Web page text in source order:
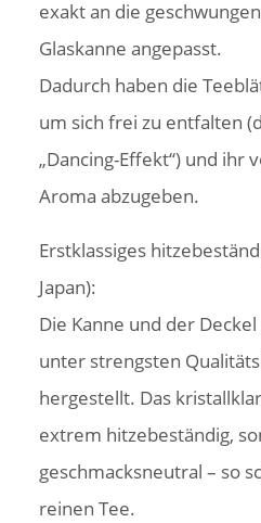
exakt an die
Glaskanne angepasst.
Dadurch haben die
um sich frei zu entfalten
„Dancing-Effekt“) und ihr
Aroma abzugeben.
Erstklassiges
Japan):
Die Kanne und der
unter strengsten
hergestellt. Das
extrem hitzebeständig,
geschmacksneutral – so
reinen Tee.